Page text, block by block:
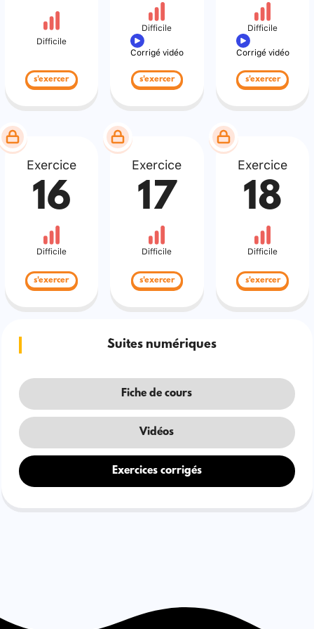
Difficile
s'exercer
Difficile
Corrigé vidéo
s'exercer
Difficile
Corrigé vidéo
s'exercer
Exercice
16
Difficile
s'exercer
Exercice
17
Difficile
s'exercer
Exercice
18
Difficile
s'exercer
Suites numériques
Fiche de cours
Vidéos
Exercices corrigés